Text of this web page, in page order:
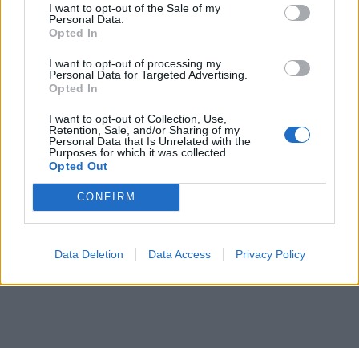
I want to opt-out of the Sale of my
Personal Data.
Opted In
I want to opt-out of processing my
Personal Data for Targeted Advertising.
Opted In
I want to opt-out of Collection, Use,
Retention, Sale, and/or Sharing of my
Personal Data that Is Unrelated with the
Purposes for which it was collected.
Opted Out
CONFIRM
Data Deletion Data Access Privacy Policy